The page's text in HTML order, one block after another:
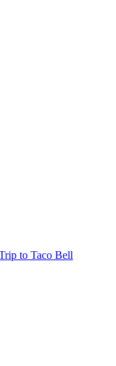
to Taco Bell